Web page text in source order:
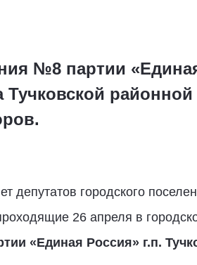
№8 партии
Тучковской
депутатов городского
26 апреля в
«Единая Россия» г.п.